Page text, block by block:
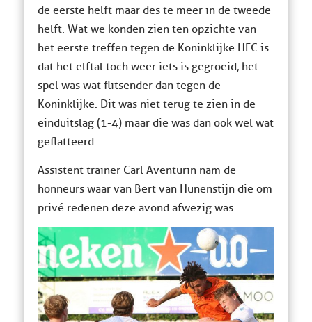
de eerste helft maar des te meer in de tweede
helft. Wat we konden zien ten opzichte van
het eerste treffen tegen de Koninklijke HFC is
dat het elftal toch weer iets is gegroeid, het
spel was wat flitsender dan tegen de
Koninklijke. Dit was niet terug te zien in de
einduitslag (1-4) maar die was dan ook wel wat
geflatteerd.
Assistent trainer Carl Aventurin nam de
honneurs waar van Bert van Hunenstijn die om
privé redenen deze avond afwezig was.